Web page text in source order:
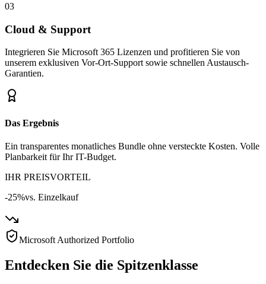
03
Cloud & Support
Integrieren Sie Microsoft 365 Lizenzen und profitieren Sie von
unserem exklusiven Vor-Ort-Support sowie schnellen Austausch-
Garantien.
Das Ergebnis
Ein transparentes monatliches Bundle ohne versteckte Kosten. Volle
Planbarkeit für Ihr IT-Budget.
IHR PREISVORTEIL
-25%vs. Einzelkauf
Microsoft Authorized Portfolio
Entdecken Sie die Spitzenklasse